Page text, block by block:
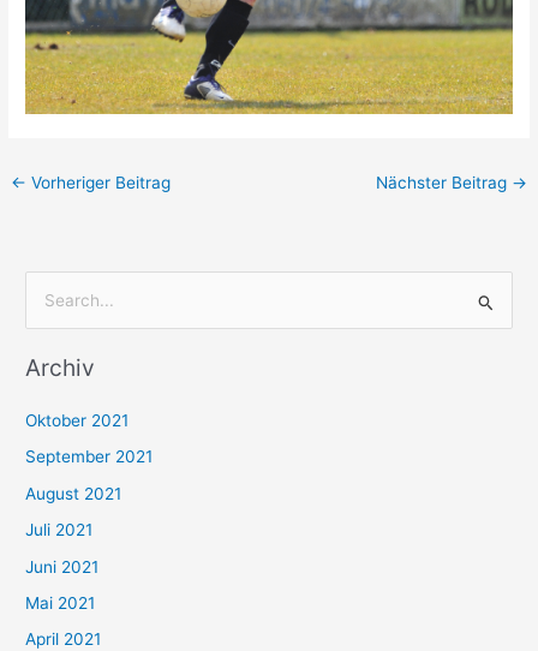
← Vorheriger Beitrag Nächster Beitrag →
c
n
n
a
c
h
:
Archiv
Oktober 2021
September 2021
August 2021
Juli 2021
Juni 2021
Mai 2021
April 2021